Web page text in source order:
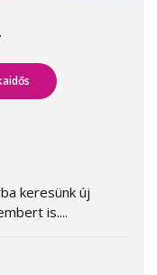
keresünk új
is....